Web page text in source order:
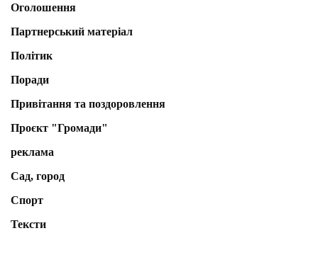
Оголошення
Партнерський матеріал
Політик
Поради
Привітання та поздоровлення
Проєкт "Громади"
реклама
Сад, город
Спорт
Тексти